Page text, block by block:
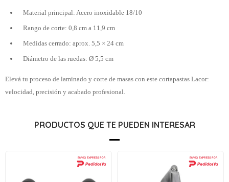
Material principal: Acero inoxidable 18/10
Rango de corte: 0,8 cm a 11,9 cm
Medidas cerrado: aprox. 5,5 × 24 cm
Diámetro de las ruedas: Ø 5,5 cm
Elevá tu proceso de laminado y corte de masas con este cortapastas Lacor:
velocidad, precisión y acabado profesional.
PRODUCTOS QUE TE PUEDEN INTERESAR